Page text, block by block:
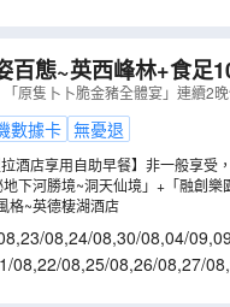
百態~英西峰林+食足
馬戲~奇幻祕境》（
「原隻卜卜脆金豬全體宴」連續2
數據卡 無憂退
酒店享用自助早餐】非一般享受
下河勝境~洞天仙境」+「融創樂
格~英德棲湖酒店
,23/08,24/08,30/08,04/09,
08,22/08,25/08,26/08,27/08,